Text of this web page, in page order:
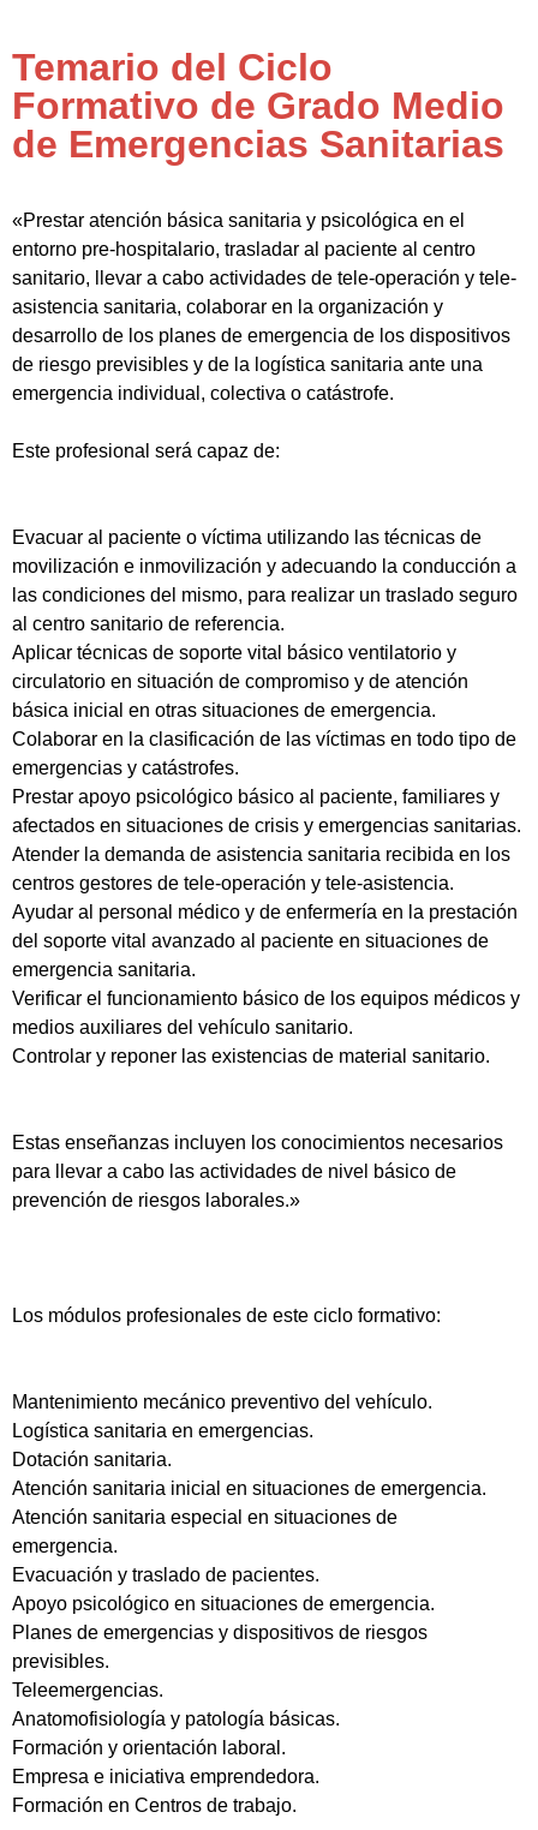
Temario del Ciclo
Formativo de Grado Medio
de Emergencias Sanitarias
«Prestar atención básica sanitaria y psicológica en el
entorno pre-hospitalario, trasladar al paciente al centro
sanitario, llevar a cabo actividades de tele-operación y tele-
asistencia sanitaria, colaborar en la organización y
desarrollo de los planes de emergencia de los dispositivos
de riesgo previsibles y de la logística sanitaria ante una
emergencia individual, colectiva o catástrofe.
Este profesional será capaz de:
Evacuar al paciente o víctima utilizando las técnicas de
movilización e inmovilización y adecuando la conducción a
las condiciones del mismo, para realizar un traslado seguro
al centro sanitario de referencia.
Aplicar técnicas de soporte vital básico ventilatorio y
circulatorio en situación de compromiso y de atención
básica inicial en otras situaciones de emergencia.
Colaborar en la clasificación de las víctimas en todo tipo de
emergencias y catástrofes.
Prestar apoyo psicológico básico al paciente, familiares y
afectados en situaciones de crisis y emergencias sanitarias.
Atender la demanda de asistencia sanitaria recibida en los
centros gestores de tele-operación y tele-asistencia.
Ayudar al personal médico y de enfermería en la prestación
del soporte vital avanzado al paciente en situaciones de
emergencia sanitaria.
Verificar el funcionamiento básico de los equipos médicos y
medios auxiliares del vehículo sanitario.
Controlar y reponer las existencias de material sanitario.
Estas enseñanzas incluyen los conocimientos necesarios
para llevar a cabo las actividades de nivel básico de
prevención de riesgos laborales.»
Los módulos profesionales de este ciclo formativo:
Mantenimiento mecánico preventivo del vehículo.
Logística sanitaria en emergencias.
Dotación sanitaria.
Atención sanitaria inicial en situaciones de emergencia.
Atención sanitaria especial en situaciones de
emergencia.
Evacuación y traslado de pacientes.
Apoyo psicológico en situaciones de emergencia.
Planes de emergencias y dispositivos de riesgos
previsibles.
Teleemergencias.
Anatomofisiología y patología básicas.
Formación y orientación laboral.
Empresa e iniciativa emprendedora.
Formación en Centros de trabajo.